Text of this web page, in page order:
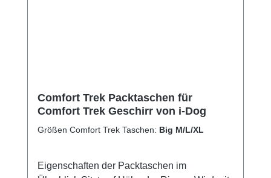
Comfort Trek Packtaschen für
Comfort Trek Geschirr von i-Dog
Größen Comfort Trek Taschen: Big M/L/XL
Eigenschaften der Packtaschen im